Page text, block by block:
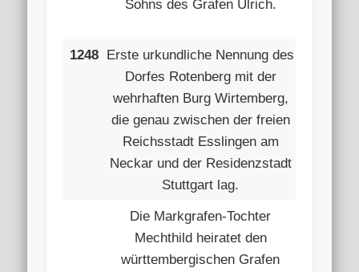
Sohns des Grafen Ulrich.
1248 Erste urkundliche Nennung des
Dorfes Rotenberg mit der
wehrhaften Burg Wirtemberg,
die genau zwischen der freien
Reichsstadt Esslingen am
Neckar und der Residenzstadt
Stuttgart lag.
Die Markgrafen-Tochter
Mechthild heiratet den
württembergischen Grafen